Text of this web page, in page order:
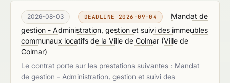
2026-08-03 DEADLINE 2026-09-04
Mandat de
gestion - Administration, gestion et suivi des immeubles
communaux locatifs de la Ville de Colmar (Ville de
Colmar)
Le contrat porte sur les prestations suivantes : Mandat
de gestion - Administration, gestion et suivi des